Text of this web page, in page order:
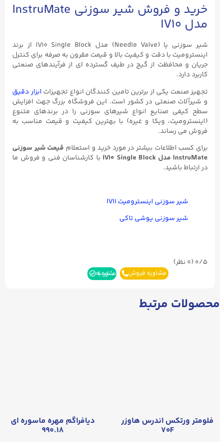
خرید و فروش شیر سوزنی InstruMate
مدل IV10
شیر سوزنی یا (Needle Valve) مدل IV10 Single Block از برند
اینسترومیت با دقت و کیفیت بالا و قیمت مقرون به صرفه برای کنترل
جریان و محافظت از گیج در طیف گسترده ای از فرآیندهای صنعتی
کاربرد دارد.
تجهیز صنعت یکی از برترین تامین کنندگان انواع تجهیزات ابزار دقیق
و شیرآلات صنعتی در کشور است. این فروشگاه بزرگ جهت افزایش
سطح کیفی صنایع انواع شیرهای سوزنی را در برندهای متنوع
(اینسترومیت، ویکا و غیره) با بهترین کیفیت و قیمت مناسب به
فروش می رساند.
برای کسب اطلاعات بیشتر در مورد خرید و استعلام قیمت شیر سوزنی
InstruMate مدل IV10 Single Block
با کارشناسان فنی و فروش ما
در ارتباط باشید.
شیر سوزنی اینسترومیت IV۱۱
شیر سوزنی یوشی تاکی
0/5 (۰ نظر)
مشاوره فروش مشاوره بله
محصولات مرتبط
فلومتر ورتکس اندرس هاوزر
۷۰F
دیافراگم مهره ماسوره ای
۹۹۰.۱۸